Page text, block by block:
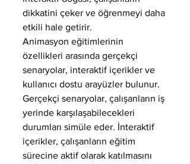
dikkatini çeker ve öğrenmeyi daha
etkili hale getirir.
Animasyon eğitimlerinin
özellikleri arasında gerçekçi
senaryolar, interaktif içerikler ve
kullanıcı dostu arayüzler bulunur.
Gerçekçi senaryolar, çalışanların iş
yerinde karşılaşabilecekleri
durumları simüle eder. İnteraktif
içerikler, çalışanların eğitim
sürecine aktif olarak katılmasını